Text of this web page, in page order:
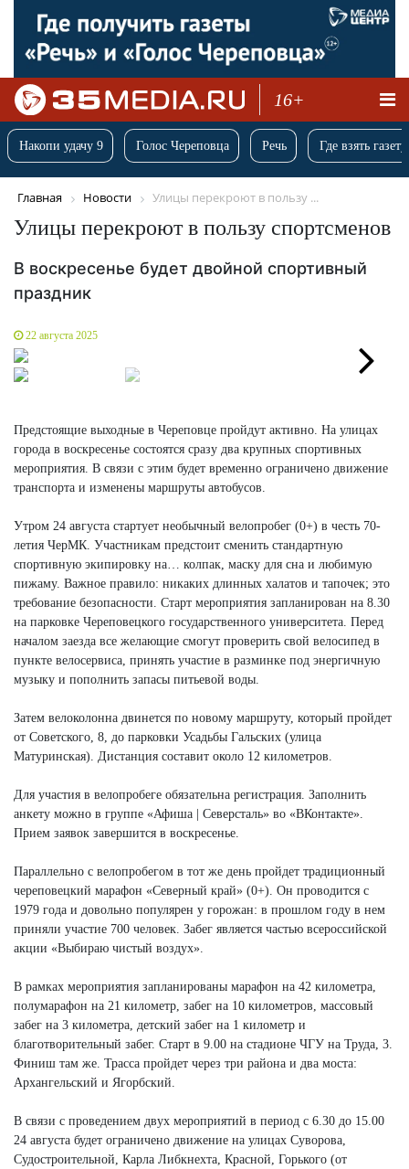
16+
Накопи удачу 9 Голос Череповца Речь Где взять
Главная Новости Улицы перекроют в пользу ...
Улицы перекроют в пользу спортсменов
В воскресенье будет двойной спортивный
праздник
22 августа 2025
Предстоящие выходные в Череповце пройдут активно. На улицах
города в воскресенье состоятся сразу два крупных спортивных
мероприятия. В связи с этим будет временно ограничено движение
транспорта и изменены маршруты автобусов.
Утром 24 августа стартует необычный велопробег (0+) в честь 70-
летия ЧерМК. Участникам предстоит сменить стандартную
спортивную экипировку на… колпак, маску для сна и любимую
пижаму. Важное правило: никаких длинных халатов и тапочек; это
требование безопасности. Старт мероприятия запланирован на 8.30
на парковке Череповецкого государственного университета. Перед
началом заезда все желающие смогут проверить свой велосипед в
пункте велосервиса, принять участие в разминке под энергичную
музыку и пополнить запасы питьевой воды.
Затем велоколонна двинется по новому маршруту, который пройдет
от Советского, 8, до парковки Усадьбы Гальских (улица
Матуринская). Дистанция составит около 12 километров.
Для участия в велопробеге обязательна регистрация. Заполнить
анкету можно в группе «Афиша | Северсталь» во «ВКонтакте».
Прием заявок завершится в воскресенье.
Параллельно с велопробегом в тот же день пройдет традиционный
череповецкий марафон «Северный край» (0+). Он проводится с
1979 года и довольно популярен у горожан: в прошлом году в нем
приняли участие 700 человек. Забег является частью всероссийской
акции «Выбираю чистый воздух».
В рамках мероприятия запланированы марафон на 42 километра,
полумарафон на 21 километр, забег на 10 километров, массовый
забег на 3 километра, детский забег на 1 километр и
благотворительный забег. Старт в 9.00 на стадионе ЧГУ на Труда, 3.
Финиш там же. Трасса пройдет через три района и два моста:
Архангельский и Ягорбский.
В связи с проведением двух мероприятий в период с 6.30 до 15.00
24 августа будет ограничено движение на улицах Суворова,
Судостроительной, Карла Либкнехта, Красной, Горького (от